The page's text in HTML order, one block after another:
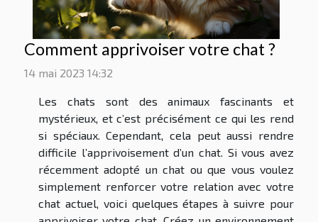
Comment apprivoiser votre chat ?
14 mai 2023 14:32
Les chats sont des animaux fascinants et
mystérieux, et c’est précisément ce qui les rend
si spéciaux. Cependant, cela peut aussi rendre
difficile l’apprivoisement d’un chat. Si vous avez
récemment adopté un chat ou que vous voulez
simplement renforcer votre relation avec votre
chat actuel, voici quelques étapes à suivre pour